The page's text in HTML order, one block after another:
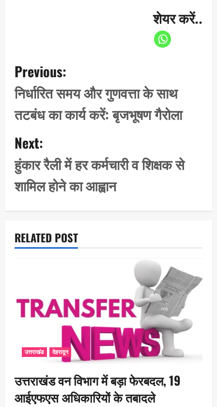
शेयर करें..
o
s
t
n
v
i
g
a
i
o
n
Previous:
निर्धारित समय और गुणवत्ता के साथ
तटबंध का कार्य करें: बृजभूषण गैरोला
Next:
हुंकार रैली में हर कर्मचारी व शिक्षक से
शामिल होने का आह्वान
RELATED POST
उत्तराखंड देहरादून
उत्तराखंड वन विभाग में बड़ा फेरबदल, 19
आईएफएस अधिकारियों के तबादले